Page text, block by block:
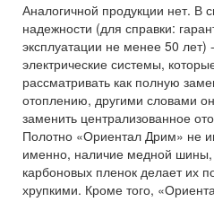
Аналогичной продукции нет. В
надежности (для справки:
эксплуатации не менее 50 лет)
электрические системы,
рассматривать как полную
отоплению, другими словами
заменить централизованное
Полотно «Ориентал Дрим» не
именно, наличие медной шины,
карбоновых пленок делает их
хрупкими. Кроме того,